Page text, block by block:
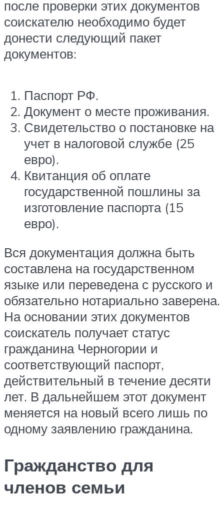
после проверки этих документов
соискателю необходимо будет
донести следующий пакет
документов:
Паспорт РФ.
Документ о месте проживания.
Свидетельство о постановке на
учет в налоговой службе (25
евро).
Квитанция об оплате
государственной пошлины за
изготовление паспорта (15
евро).
Вся документация должна быть
составлена на государственном
языке или переведена с русского и
обязательно нотариально заверена.
На основании этих документов
соискатель получает статус
гражданина Черногории и
соответствующий паспорт,
действительный в течение десяти
лет. В дальнейшем этот документ
меняется на новый всего лишь по
одному заявлению гражданина.
Гражданство для
членов семьи